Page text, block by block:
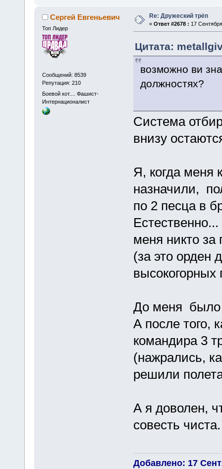
Сергей Евгеньевич
Топ Лидер
Сообщений: 8539
Репутация: 210
Боевой кот.... Фашист-
Интернационалист
Re: Дружеский трёп
« Ответ #2678 : 17
Цитата:
возможно ви
должностях?
Система
внизу
Я, когда меня
назначили,
по 2 песца в
меня никто за
(за это орден
высокогорных
До меня было
А после того,
командира 3
(нажрались,
решили
А я доволен,
совесть
Добавлено: 17